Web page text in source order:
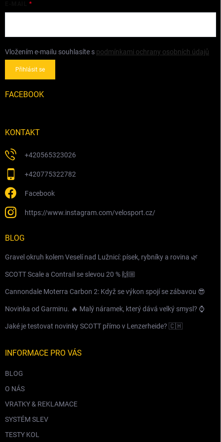
Vložením e-mailu souhlasíte s podmínkami ochrany osobních údajů
Přihlásit se
FACEBOOK
KONTAKT
+420565323026
+420775322782
Facebook
https://www.instagram.com/velosport.cz/
BLOG
Gravel okruh kolem Veselí nad Lužnicí: písek, rybníky a rovina 🌿
SCOTT Scale a Contrail se slevou 20 % 🙌🏼
Cannondale Moterra Carbon 2: Když se výkon spojí se zábavou 😎
Novinka od Garminu. 🔥 Malý náramek, který dává velký smysl? ⌚️
Jaké je testovat novinky SCOTT přímo v Lenzerheide? 🇨🇭
INFORMACE PRO VÁS
BLOG
O NÁS
VRATKY & REKLAMACE
SYSTÉM SLEV
TESTY KOL